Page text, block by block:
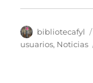
Autor
bibliotecafyl
usuarios, Noticias